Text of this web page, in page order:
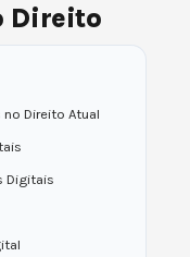
Direito
Direito Atual
Digitais